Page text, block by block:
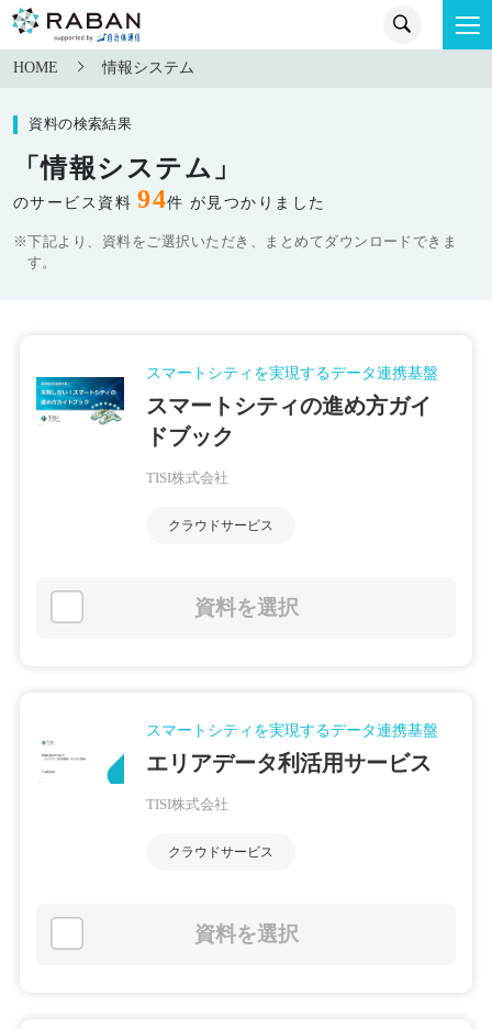
HOME 情報システム
資料の検索結果
「情報システム」
のサービス資料 94件 が見つかりました
※下記より、資料をご選択いただき、まとめてダウンロードできま
す。
スマートシティを実現するデータ連携基盤
スマートシティの進め方ガイ
ドブック
TISI株式会社
クラウドサービス
資料を選択
スマートシティを実現するデータ連携基盤
エリアデータ利活用サービス
TISI株式会社
クラウドサービス
資料を選択